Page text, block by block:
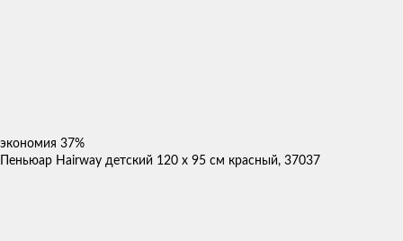
экономия 37%
Пеньюар Hairway детский 120 x 95 см красный, 37037